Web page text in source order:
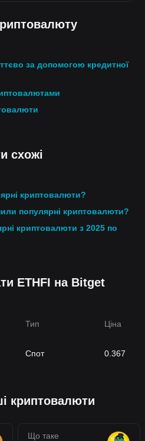
за допомогою кредитної
схожі
криптовалюти?
популярні криптовалюти?
криптовалюти з 2025 по
ETHFI на Bitget
Тип Ціна
Спот 0.367
криптовалюти
Що таке